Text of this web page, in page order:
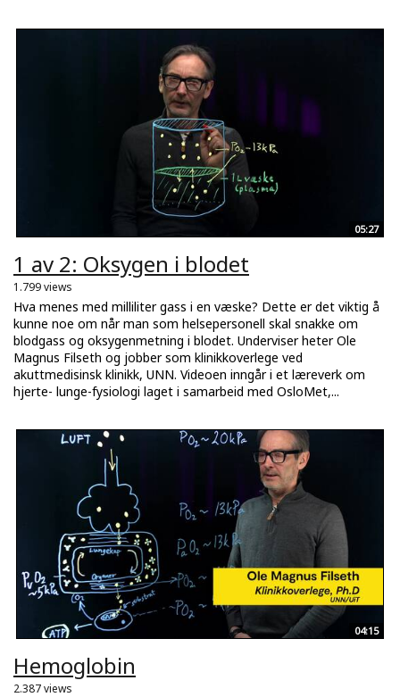
05:27
1 av 2: Oksygen i blodet
1.799 views
Hva menes med milliliter gass i en væske? Dette er det viktig å
kunne noe om når man som helsepersonell skal snakke om
blodgass og oksygenmetning i blodet. Underviser heter Ole
Magnus Filseth og jobber som klinikkoverlege ved
akuttmedisinsk klinikk, UNN. Videoen inngår i et læreverk om
hjerte- lunge-fysiologi laget i samarbeid med OsloMet,...
04:15
Hemoglobin
2.387 views